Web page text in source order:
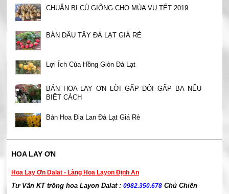
CHUẨN BỊ CỦ GIỐNG CHO MÙA VỤ TẾT 2019
BÁN DÂU TÂY ĐÀ LẠT GIÁ RẺ
Lợi Ích Của Hồng Giòn Đà Lạt
BÁN HOA LAY ƠN LỜI GẤP ĐÔI GẤP BA NẾU
BIẾT CÁCH
Bán Hoa Địa Lan Đà Lạt Giá Rẻ
HOA LAY ƠN
Hoa Lay Ơn Dalat - Làng Hoa Layon Định An
Tư Vấn KT trồng hoa Layon Dalat : 0982.350.678Chú Chiến